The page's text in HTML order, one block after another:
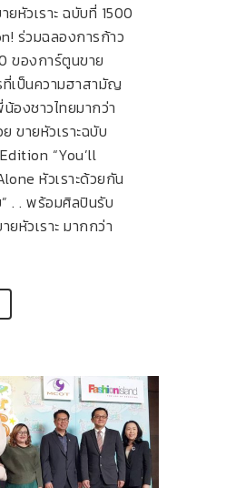
หัวเราะ ฉบับที่ 1500
ร่วมฉลองการก้าว
ของการ์ตูนขาย
ที่เป็นความฮาสามัญ
องชาวไทยมากว่า
ขายหัวเราะฉบับ
“You’ll
หัวเราะด้วยกัน
. . พร้อมศิลปินรับ
หัวเราะ มากกว่า